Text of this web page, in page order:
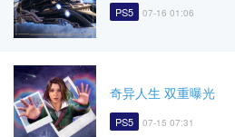
PS5 07-16 01:06
奇异人生 双重曝光
PS5 07-15 07:31